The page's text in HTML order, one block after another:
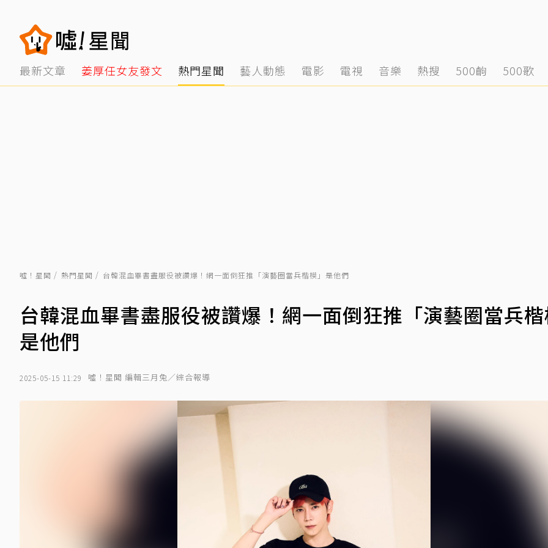
最新文章 姜厚任女友發文 熱門星聞 藝人動態 電影 電視 音樂 熱搜 500齣 500歌
噓！星聞 熱門星聞 台韓混血畢書盡服役被讚爆！網一面倒狂推「演藝圈當兵楷模」是他們
台韓混血畢書盡服役被讚爆！網一面倒狂推「演藝圈當兵
是他們
2025-05-15 11:29 噓！星聞 編輯三月兔／綜合報導